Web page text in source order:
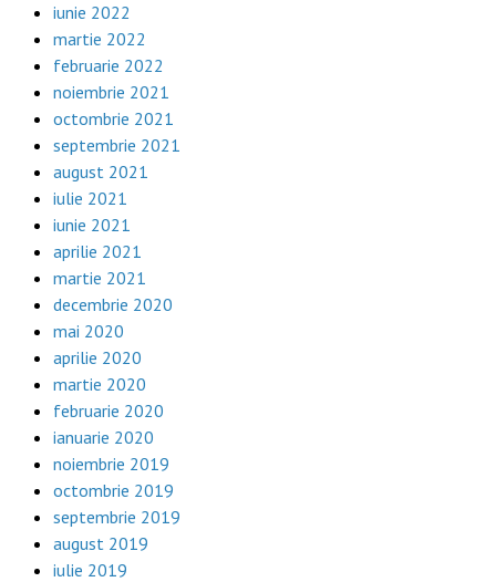
iunie 2022
martie 2022
februarie 2022
noiembrie 2021
octombrie 2021
septembrie 2021
august 2021
iulie 2021
iunie 2021
aprilie 2021
martie 2021
decembrie 2020
mai 2020
aprilie 2020
martie 2020
februarie 2020
ianuarie 2020
noiembrie 2019
octombrie 2019
septembrie 2019
august 2019
iulie 2019